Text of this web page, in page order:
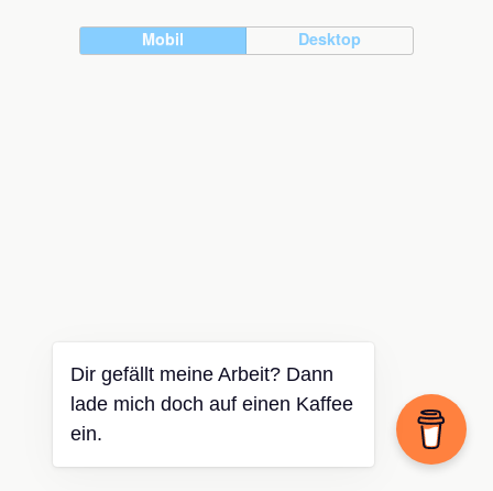
Mobil Desktop
Dir gefällt meine Arbeit? Dann
lade mich doch auf einen Kaffee
ein.